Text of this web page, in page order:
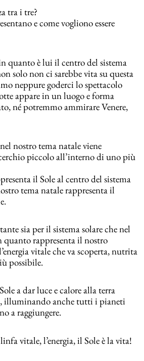
tra i tre?
e come vogliono essere
quanto è lui il centro del sistema
solo non ci sarebbe vita su questa
neppure goderci lo spettacolo
appare in un luogo e forma
né potremmo ammirare Venere,
nel nostro tema natale viene
piccolo all’interno di uno più
il Sole al centro del sistema
tema natale rappresenta il
sia per il sistema solare che nel
quanto rappresenta il nostro
vitale che va scoperta, nutrita
possibile.
a dar luce e calore alla terra
illuminando anche tutti i pianeti
a raggiungere.
vitale, l’energia, il Sole è la vita!